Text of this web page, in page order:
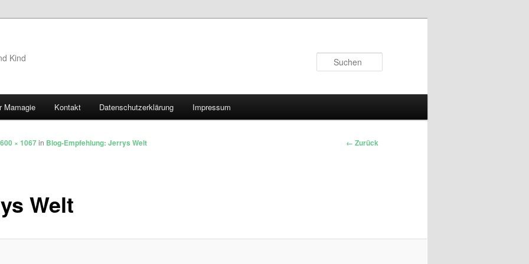
Kind
Mamagie Kontakt Datenschutzerklärung Impressum
← Zurück
Welt
× 1067in Blog-Empfehlung: Jerrys Welt